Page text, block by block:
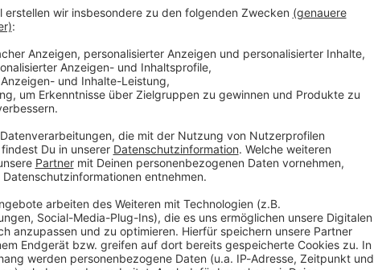
iOS (Apple)
12590
Aktionen,